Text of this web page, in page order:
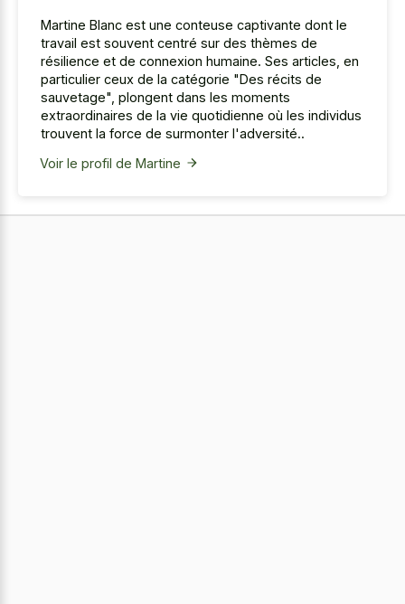
Martine Blanc est une conteuse captivante dont le
travail est souvent centré sur des thèmes de
résilience et de connexion humaine. Ses articles, en
particulier ceux de la catégorie "Des récits de
sauvetage", plongent dans les moments
extraordinaires de la vie quotidienne où les individus
trouvent la force de surmonter l'adversité..
Voir le profil de Martine